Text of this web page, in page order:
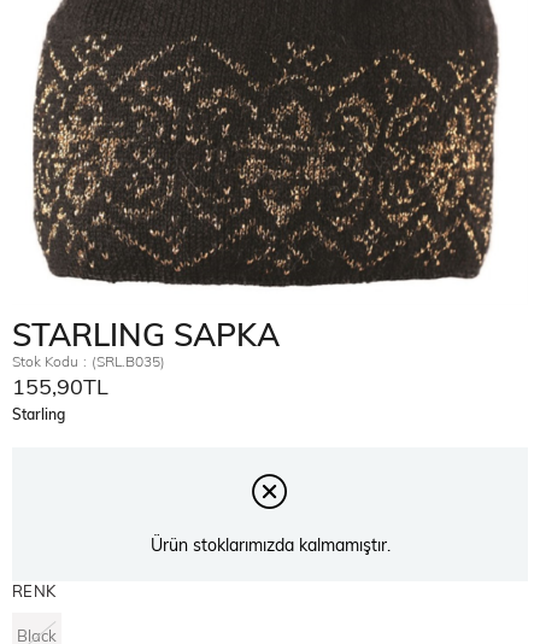
STARLING SAPKA
Stok Kodu (SRL.B035)
155,90TL
Starling
Ürün stoklarımızda kalmamıştır.
RENK
Black